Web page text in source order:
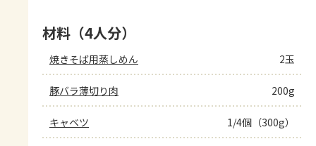
材料（4人分）
焼きそば用蒸しめん 2玉
豚バラ薄切り肉 200g
キャベツ 1/4個（300g）